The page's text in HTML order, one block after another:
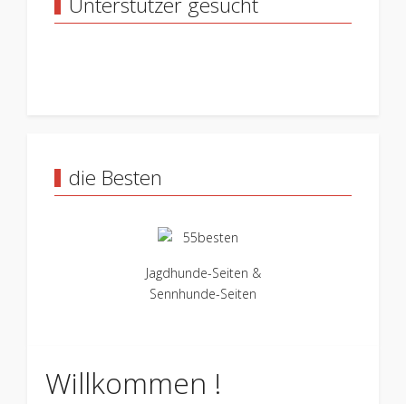
die Besten
Jagdhunde-Seiten &
Sennhunde-Seiten
Willkommen !